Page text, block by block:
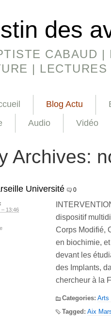
des
CABAUD
|
Blog Actu
Audio Vidéo
Archives:
Université 0
dispositif
Corps Modifié,
en biochimie,
devant les
des Implants,
chercheur à la
Categories: Arts
Tagged: Aix
– 13:46